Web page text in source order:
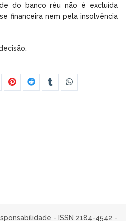
do banco réu não é excluída
financeira nem pela insolvência
- ISSN 2184-4542 -